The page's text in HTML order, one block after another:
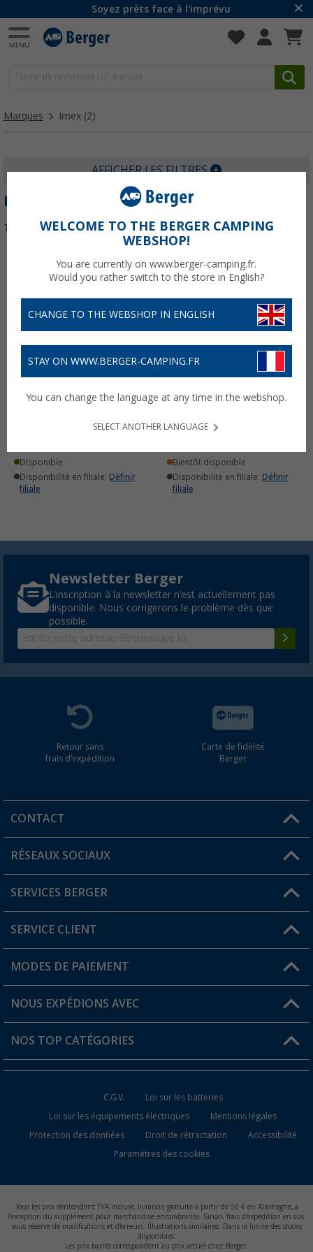
Soyez prêts face à l'imprévu
Marques Imex (2)
AFFICHER LES FILTRES
IMEX
Trier par :
Plaque de gril pour
réchaud de table Imex
Disponible
Disponibilité en filiale: Définir
filiale
Cartouche de gaz 227 g
Imex
Bientôt disponible
Disponibilité en filiale: Définir
filiale
Newsletter Berger
L'inscription à la newsletter n'est actuellement pas
disponible. Nous corrigerons le problème dès que
possible.
Retour sans
frais d'expédition
Carte de fidélité
Berger
CONTACT
Une question ?
Trouver une magasin
RÉSEAUX SOCIAUX
SERVICES BERGER
Devenir revendeur
Mon compte
Carte de fidélité Berger
SERVICE CLIENT
FAQ et contact
Informations sur l'expédition
Statut de la commande
MODES DE PAIEMENT
NOUS EXPÉDIONS AVEC
NOS TOP CATÉGORIES
Meubles de camping
C.G.V.
Loi sur les batteries
Loi sur les équipements électriques
Mentions légales
Protection des données
Droit de rétractation
Accessibilité
Paramètres des cookies
Tous les prix s'entendent TVA incluse, livraison gratuite à partir de 50 € en Allemagne, à
l'exception du supplément pour marchandise encombrante. Sinon, frais d'expédition en sus.
sous réserve de modifications et d'erreurs. Illustrations similaires. Dans la limite des stocks
disponibles.
Les prix barrés correspondent au prix actuel chez Berger.
WELCOME TO THE BERGER CAMPING
WEBSHOP!
You are currently on www.berger-camping.fr.
Would you rather switch to the store in English?
CHANGE TO THE WEBSHOP IN ENGLISH
STAY ON WWW.BERGER-CAMPING.FR
You can change the language at any time in the webshop.
SELECT ANOTHER LANGUAGE